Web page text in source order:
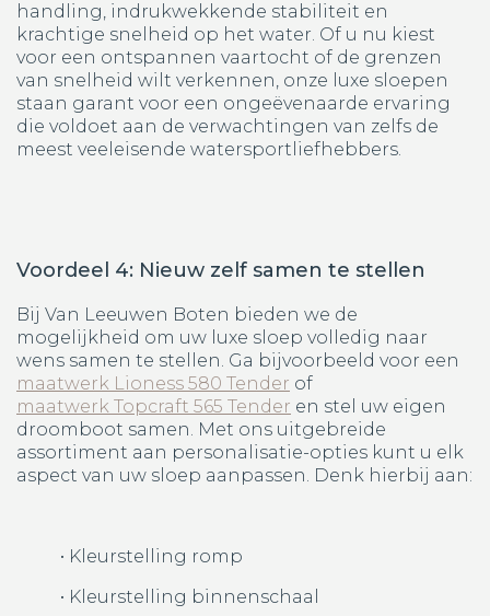
handling, indrukwekkende stabiliteit en
krachtige snelheid op het water. Of u nu kiest
voor een ontspannen vaartocht of de grenzen
van snelheid wilt verkennen, onze luxe sloepen
staan garant voor een ongeëvenaarde ervaring
die voldoet aan de verwachtingen van zelfs de
meest veeleisende watersportliefhebbers.
Voordeel 4: Nieuw zelf samen te stellen
Bij Van Leeuwen Boten bieden we de
mogelijkheid om uw luxe sloep volledig naar
wens samen te stellen. Ga bijvoorbeeld voor een
maatwerk Lioness 580 Tender of
maatwerk Topcraft 565 Tender en stel uw eigen
droomboot samen. Met ons uitgebreide
assortiment aan personalisatie-opties kunt u elk
aspect van uw sloep aanpassen. Denk hierbij aan:
• Kleurstelling romp
• Kleurstelling binnenschaal